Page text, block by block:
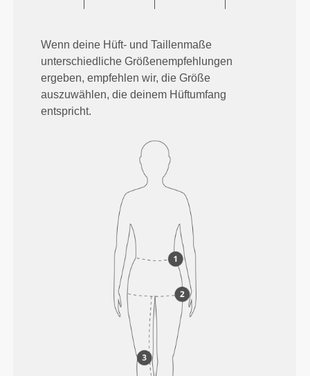
Wenn deine Hüft- und Taillenmaße
unterschiedliche Größenempfehlungen
ergeben, empfehlen wir, die Größe
auszuwählen, die deinem Hüftumfang
entspricht.